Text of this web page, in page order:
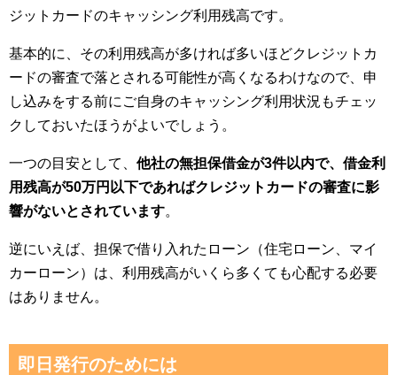
ジットカードのキャッシング利用残高です。
基本的に、その利用残高が多ければ多いほどクレジットカ
ードの審査で落とされる可能性が高くなるわけなので、申
し込みをする前にご自身のキャッシング利用状況もチェッ
クしておいたほうがよいでしょう。
一つの目安として、 他社の無担保借金が3件以内で、借金利
用残高が50万円以下であればクレジットカードの審査に影
響がないとされています。
逆にいえば、担保で借り入れたローン（住宅ローン、マイ
カーローン）は、利用残高がいくら多くても心配する必要
はありません。
即日発行のためには